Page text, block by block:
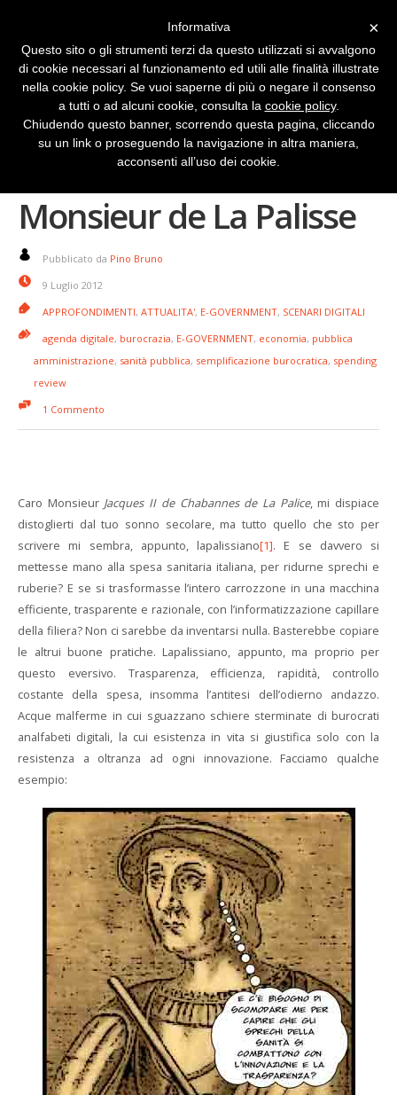
La spesa sanitaria e
Monsieur de La Palisse
Pubblicato da Pino Bruno
9 Luglio 2012
APPROFONDIMENTI, ATTUALITA', E-GOVERNMENT, SCENARI DIGITALI
agenda digitale, burocrazia, E-GOVERNMENT, economia, pubblica
amministrazione, sanità pubblica, semplificazione burocratica, spending
review
1 Commento
Caro Monsieur Jacques II de Chabannes de La Palice, mi dispiace
distoglierti dal tuo sonno secolare, ma tutto quello che sto per
scrivere mi sembra, appunto, lapalissiano[1]. E se davvero si
mettesse mano alla spesa sanitaria italiana, per ridurne sprechi e
ruberie? E se si trasformasse l’intero carrozzone in una macchina
efficiente, trasparente e razionale, con l’informatizzazione capillare
della filiera? Non ci sarebbe da inventarsi nulla. Basterebbe copiare
le altrui buone pratiche. Lapalissiano, appunto, ma proprio per
questo eversivo. Trasparenza, efficienza, rapidità, controllo
costante della spesa, insomma l’antitesi dell’odierno andazzo.
Acque malferme in cui sguazzano schiere sterminate di burocrati
analfabeti digitali, la cui esistenza in vita si giustifica solo con la
resistenza a oltranza ad ogni innovazione. Facciamo qualche
esempio:
×
Informativa
Questo sito o gli strumenti terzi da questo utilizzati si avvalgono
di cookie necessari al funzionamento ed utili alle finalità illustrate
nella cookie policy. Se vuoi saperne di più o negare il consenso
a tutti o ad alcuni cookie, consulta la cookie policy.
Chiudendo questo banner, scorrendo questa pagina, cliccando
su un link o proseguendo la navigazione in altra maniera,
acconsenti all’uso dei cookie.